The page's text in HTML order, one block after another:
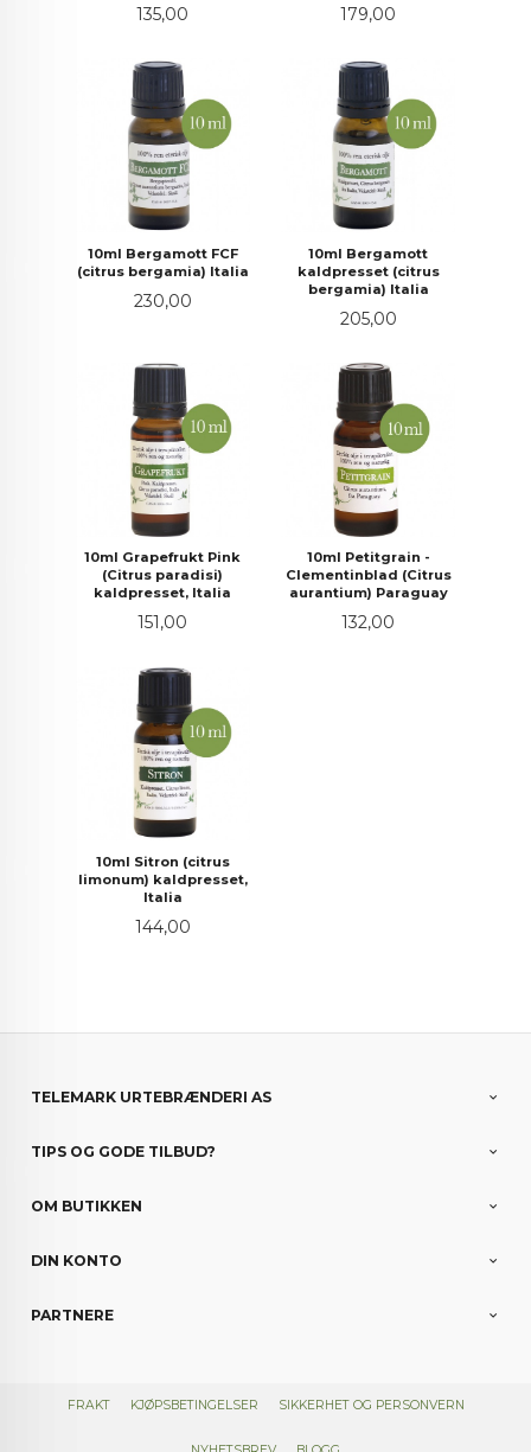
Pris
135,00 Pris
179,00
10ml Bergamott FCF
(citrus bergamia) Italia
Pris
230,00
10ml Bergamott
kaldpresset (citrus
bergamia) Italia
Pris
205,00
10ml Grapefrukt Pink
(Citrus paradisi)
kaldpresset, Italia
Pris
151,00
10ml Petitgrain -
Clementinblad (Citrus
aurantium) Paraguay
Pris
132,00
10ml Sitron (citrus
limonum) kaldpresset,
Italia
Pris
144,00
TELEMARK URTEBRÆNDERI AS
TIPS OG GODE TILBUD?
OM BUTIKKEN
DIN KONTO
PARTNERE
FRAKT KJØPSBETINGELSER SIKKERHET OG PERSONVERN